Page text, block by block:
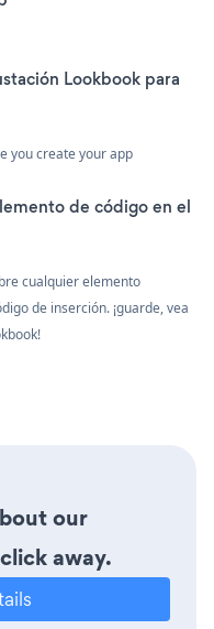
Lookbook para
you create your app
de código en el
cualquier elemento
de inserción. ¡guarde, vea
our
away.